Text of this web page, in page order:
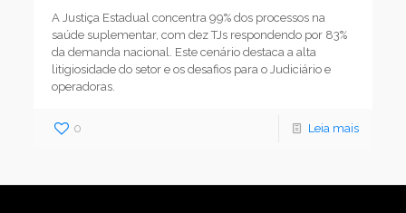
A Justiça Estadual concentra 99% dos processos na
saúde suplementar, com dez TJs respondendo por 83%
da demanda nacional. Este cenário destaca a alta
litigiosidade do setor e os desafios para o Judiciário e
operadoras.
0 Leia mais